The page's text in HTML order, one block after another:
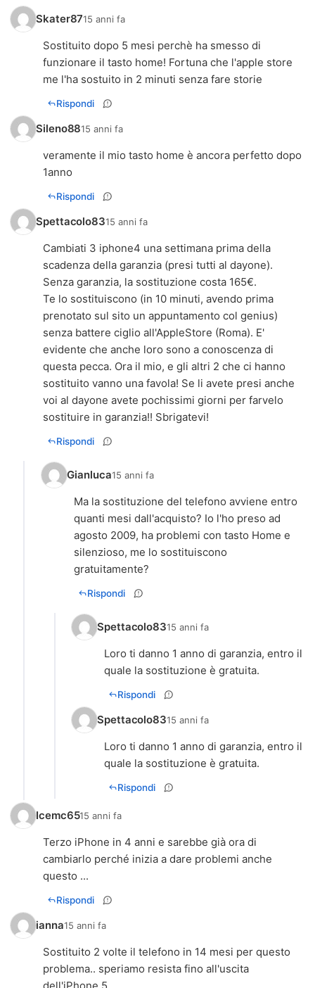
Skater8715 anni fa
Sostituito dopo 5 mesi perchè ha smesso di
funzionare il tasto home! Fortuna che l'apple store
me l'ha sostuito in 2 minuti senza fare storie
Rispondi
Sileno8815 anni fa
veramente il mio tasto home è ancora perfetto dopo
1anno
Rispondi
Spettacolo8315 anni fa
Cambiati 3 iphone4 una settimana prima della
scadenza della garanzia (presi tutti al dayone).
Senza garanzia, la sostituzione costa 165€.
Te lo sostituiscono (in 10 minuti, avendo prima
prenotato sul sito un appuntamento col genius)
senza battere ciglio all'AppleStore (Roma). E'
evidente che anche loro sono a conoscenza di
questa pecca. Ora il mio, e gli altri 2 che ci hanno
sostituito vanno una favola! Se li avete presi anche
voi al dayone avete pochissimi giorni per farvelo
sostituire in garanzia!! Sbrigatevi!
Rispondi
Gianluca15 anni fa
Ma la sostituzione del telefono avviene entro
quanti mesi dall'acquisto? Io l'ho preso ad
agosto 2009, ha problemi con tasto Home e
silenzioso, me lo sostituiscono
gratuitamente?
Rispondi
Spettacolo8315 anni fa
Loro ti danno 1 anno di garanzia, entro il
quale la sostituzione è gratuita.
Rispondi
Spettacolo8315 anni fa
Loro ti danno 1 anno di garanzia, entro il
quale la sostituzione è gratuita.
Rispondi
Icemc6515 anni fa
Terzo iPhone in 4 anni e sarebbe già ora di
cambiarlo perché inizia a dare problemi anche
questo ...
Rispondi
ianna15 anni fa
Sostituito 2 volte il telefono in 14 mesi per questo
problema.. speriamo resista fino all'uscita